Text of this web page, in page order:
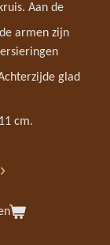
Aan de
armen zijn
glad
cm.